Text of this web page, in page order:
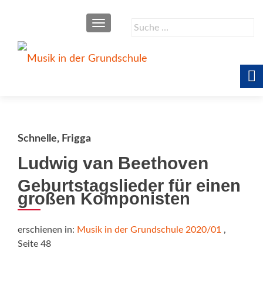
Suche
SCHALTE NAVIGATION
Schnelle, Frigga
Ludwig van Beethoven
Geburtstagslieder für einen
großen Komponisten
erschienen in: Musik in der Grundschule 2020/01 ,
Seite 48